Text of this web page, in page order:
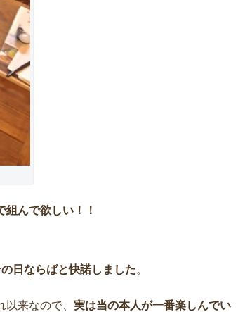
んで欲しい！！
日ならばと快諾しました。
来なので、 実は当の本人が一番楽しんでい